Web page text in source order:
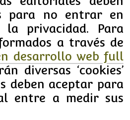
para no entrar en
la privacidad. Para
a través de
desarrollo web full
diversas ‘cookies’
deben aceptar para
entre a medir sus